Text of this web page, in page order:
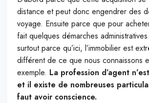
distance et peut donc engendrer des
voyage. Ensuite parce que pour
fait quelques démarches
surtout parce qu’ici, l’immobilier est
différent de ce que nous connaissons
exemple. La profession d’agent
et il existe de nombreuses
faut avoir conscience.